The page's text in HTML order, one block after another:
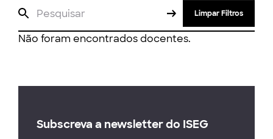
Limpar Filtros
Não foram encontrados docentes.
Subscreva a newsletter do ISEG